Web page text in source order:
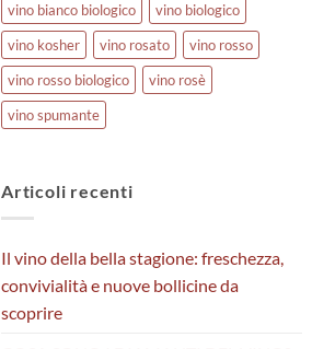
vino bianco biologico
vino biologico
vino kosher
vino rosato
vino rosso
vino rosso biologico
vino rosè
vino spumante
Articoli recenti
Il vino della bella stagione: freschezza,
convivialità e nuove bollicine da
scoprire